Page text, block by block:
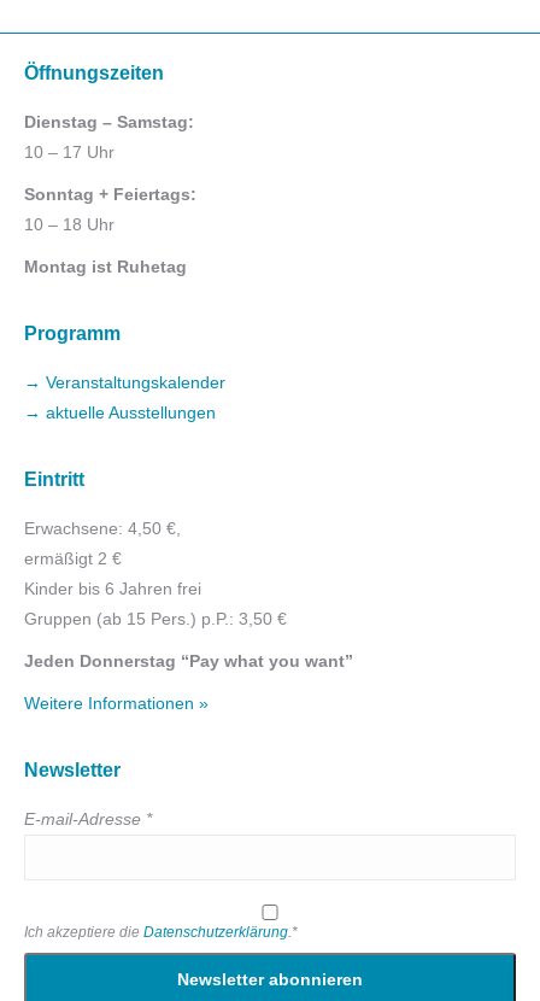
Öffnungszeiten
Dienstag – Samstag:
10 – 17 Uhr
Sonntag + Feiertags:
10 – 18 Uhr
Montag ist Ruhetag
Programm
→ Veranstaltungskalender
→ aktuelle Ausstellungen
Eintritt
Erwachsene: 4,50 €,
ermäßigt 2 €
Kinder bis 6 Jahren frei
Gruppen (ab 15 Pers.) p.P.: 3,50 €
Jeden Donnerstag “Pay what you want”
Weitere Informationen »
Newsletter
E-mail-Adresse *
Ich akzeptiere die Datenschutzerklärung.*